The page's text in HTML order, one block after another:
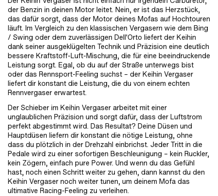
der Benzin in deinen Motor leitet. Nein, er ist das Herzstück,
das dafür sorgt, dass der Motor deines Mofas auf Hochtouren
läuft. Im Vergleich zu den klassischen Vergasern wie dem Bing
/ Swing oder dem zuverlässigen Dell'Orto liefert der Keihin
dank seiner ausgeklügelten Technik und Präzision eine deutlich
bessere Kraftstoff-Luft-Mischung, die für eine beeindruckende
Leistung sorgt. Egal, ob du auf der Straße unterwegs bist
oder das Rennsport-Feeling suchst – der Keihin Vergaser
liefert dir konstant die Leistung, die du von einem echten
Rennvergaser erwartest.
Der Schieber im Keihin Vergaser arbeitet mit einer
unglaublichen Präzision und sorgt dafür, dass der Luftstrom
perfekt abgestimmt wird. Das Resultat? Deine Düsen und
Hauptdüsen liefern dir konstant die nötige Leistung, ohne
dass du plötzlich in der Drehzahl einbrichst. Jeder Tritt in die
Pedale wird zu einer sofortigen Beschleunigung – kein Ruckler,
kein Zögern, einfach pure Power. Und wenn du das Gefühl
hast, noch einen Schritt weiter zu gehen, dann kannst du den
Keihin Vergaser noch weiter tunen, um deinem Mofa das
ultimative Racing-Feeling zu verleihen.